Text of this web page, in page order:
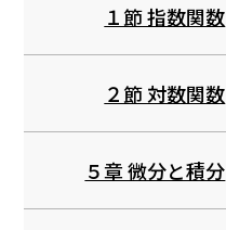
１節 指数関数
２節 対数関数
５章 微分と積分